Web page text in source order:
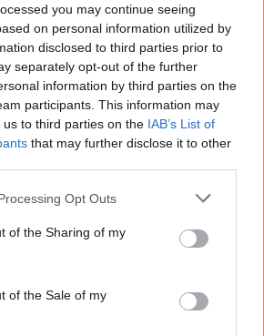
you may continue seeing
on personal information utilized by
disclosed to third parties prior to
separately opt-out of the further
information by third parties on the
participants. This information may
to third parties on the IAB’s List of
that may further disclose it to other
Opt Outs
of the Sharing of my
of the Sale of my
να σκεφτούμε πώς θα ήταν
είχε υποδυθεί τον
της θα έδινε μια
στο χαρακτήρα και στην
στον ρόλο και η Βίκυ έγινε
πρόσωπα της